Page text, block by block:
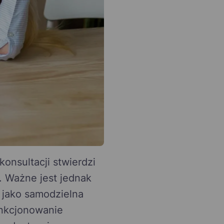
stwierdzi
jest jednak
samodzielna